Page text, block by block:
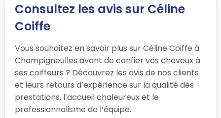
Consultez les avis sur Céline
Coiffe
Vous souhaitez en savoir plus sur Céline Coiffe à
Champigneulles avant de confier vos cheveux à
ses coiffeurs ? Découvrez les avis de nos clients
et leurs retours d’expérience sur la qualité des
prestations, l’accueil chaleureux et le
professionnalisme de l’équipe.